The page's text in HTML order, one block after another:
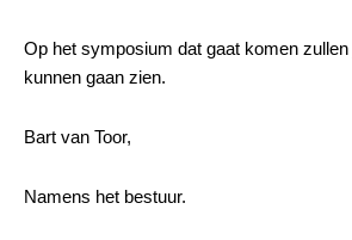
Op het symposium dat gaat komen
kunnen gaan zien.
Bart van Toor,
Namens het bestuur.